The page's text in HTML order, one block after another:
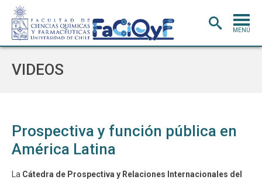
MENÚ
POSTGRADO
INVESTIGACIÓN
EXTENSIÓNY VINCULACIÓN
VIDEOS
Prospectiva y función pública en
América Latina
La Cátedra de Prospectiva y Relaciones Internacionales del